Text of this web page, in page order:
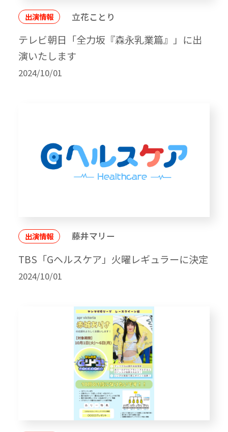
出演情報 立花ことり
テレビ朝日「全力坂『森永乳業篇』」に出
演いたします
2024/10/01
出演情報 藤井マリー
TBS「Gヘルスケア」火曜レギュラーに決定
2024/10/01